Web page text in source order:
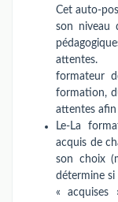
Cet auto-
son niveau
attentes.
formateur
formation,
attentes
Le-La
acquis de
son choix
détermine si
«